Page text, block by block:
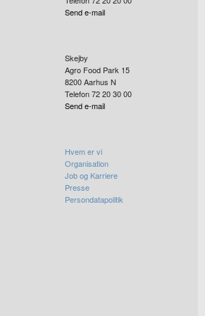
Send e-mail
Skejby
Agro Food Park 15
8200Aarhus N
Telefon 72 20 30 00
Send e-mail
Hvem er vi
Organisation
Job og Karriere
Presse
Persondatapolitik